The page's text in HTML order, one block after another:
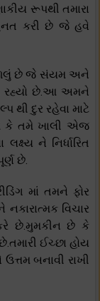
રૂપથી તમારા
કરી છે જે હવે
મળેલું છે જે સંયમ અને
રહ્યો છે.આ અમને
થી દુર રહેવા માટે
કે તમે ખાલી એજ
ને નિર્ધારિત
છે.
માં તમને ફોર
વિચાર
કરે છે.મુમકીન છે કે
ઈચ્છા હોય
બનાવી રાખી